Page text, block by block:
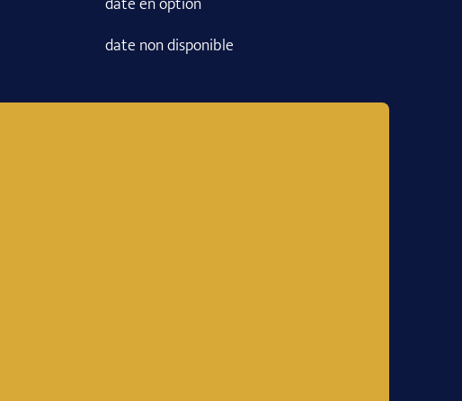
date non disponible